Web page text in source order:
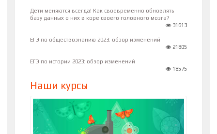
Дети меняются всегда! Как своевременно обновлять
базу данных о них в коре своего головного мозга?
31613
ЕГЭ по обществознанию 2023: обзор изменений
21805
ЕГЭ по истории 2023: обзор изменений
18575
Наши курсы